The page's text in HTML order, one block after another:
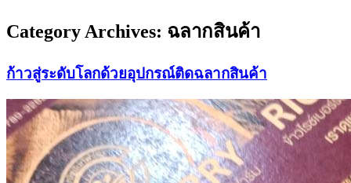
Category Archives: ฉลากสินค้า
ก้าวสู่ระดับโลกด้วยอุปกรณ์ติดฉลากสินค้า